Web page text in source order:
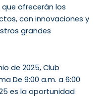
que ofrecerán los
con innovaciones y
grandes
de 2025, Club
De 9:00 a.m. a 6:00
es la oportunidad